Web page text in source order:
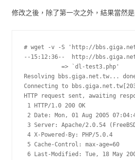
修改之後，除了第一次之外，結果當然是
# wget -v -S 'http://
--15:12:36--  http://
           => `dl-test3.php'
Resolving bbs.giga.net.tw...
Connecting to
HTTP request sent, awaiting
1 HTTP/1.0 200 OK
2 Date: Mon, 01 Aug 2005
3 Server: Apache/2.0.54
4 X-Powered-By: PHP/5.0.4
5 Cache-Control: max-age=60
6 Last-Modified: Tue, 18 May